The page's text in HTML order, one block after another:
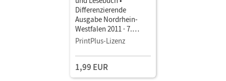
Differenzierende
Ausgabe Nordrhein-
Westfalen 2011 · 7.
Schuljahr • Schulbuch
PrintPlus-Lizenz
1,99 EUR